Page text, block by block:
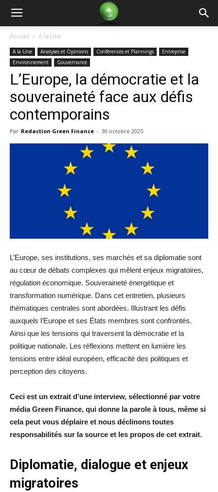
Green
Finance
Accueil A la Une
A la Une Analyses et Opinions Conférences et Plannings
Entreprise
Environnement
Gouvernance
L’Europe, la démocratie et la
souveraineté face aux défis
contemporains
Par Redaction Green Finance - 30 octobre 2025
L’Europe, ses institutions, ses marchés et sa diplomatie sont
au cœur de débats complexes qui mêlent enjeux migratoires,
régulation économique. Souveraineté énergétique et
transformation numérique. Dans cet entretien, plusieurs
thématiques centrales sont abordées. Illustrant les défis
auxquels l’Europe et ses États membres sont confrontés.
Ainsi que les tensions qui traversent la démocratie et la
politique nationale. Les réflexions mettent en lumière les
tensions entre idéal européen, efficacité des politiques et
perception des citoyens.
Ceci est un extrait d’une interview, sélectionné par votre
média Green Finance, qui donne la parole à tous, même si
cela peut vous déplaire et nous déclinons toutes
responsabilités sur la source et les propos de cet extrait.
Diplomatie, dialogue et enjeux
migratoires